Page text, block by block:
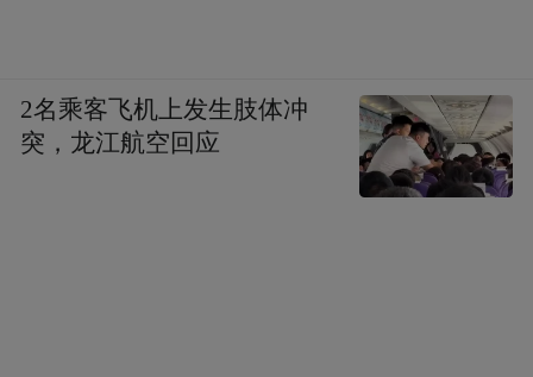
2名乘客飞机上发生肢体冲
突，龙江航空回应